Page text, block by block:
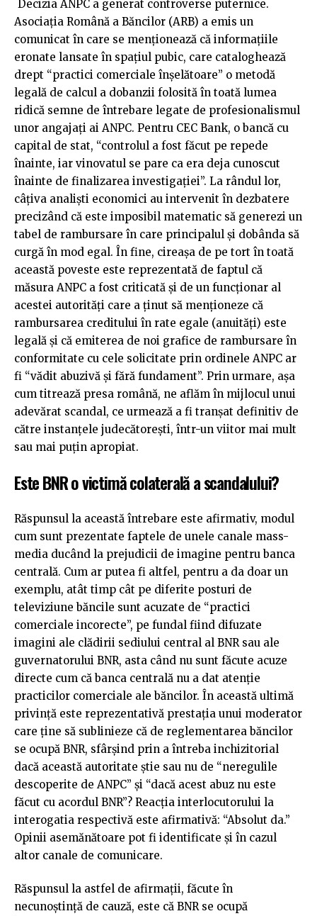
Decizia ANPC a generat controverse puternice.
Asociația Română a Băncilor (ARB) a emis un
comunicat în care se menționează că informațiile
eronate lansate în spațiul pubic, care cataloghează
drept “practici comerciale înșelătoare” o metodă
legală de calcul a dobanzii folosită în toată lumea
ridică semne de întrebare legate de profesionalismul
unor angajați ai ANPC. Pentru CEC Bank, o bancă cu
capital de stat, “controlul a fost făcut pe repede
înainte, iar vinovatul se pare ca era deja cunoscut
înainte de finalizarea investigației”. La rândul lor,
câțiva analiști economici au intervenit în dezbatere
precizând că este imposibil matematic să generezi un
tabel de rambursare în care principalul și dobânda să
curgă în mod egal. În fine, cireașa de pe tort în toată
această poveste este reprezentată de faptul că
măsura ANPC a fost criticată și de un funcționar al
acestei autorități care a ținut să menționeze că
rambursarea creditului în rate egale (anuități) este
legală și că emiterea de noi grafice de rambursare în
conformitate cu cele solicitate prin ordinele ANPC ar
fi “vădit abuzivă și fără fundament”. Prin urmare, așa
cum titrează presa română, ne aflăm în mijlocul unui
adevărat scandal, ce urmează a fi tranșat definitiv de
către instanțele judecătorești, într-un viitor mai mult
sau mai puțin apropiat.
Este BNR o victimă colaterală a scandalului?
Răspunsul la această întrebare este afirmativ, modul
cum sunt prezentate faptele de unele canale mass-
media ducând la prejudicii de imagine pentru banca
centrală. Cum ar putea fi altfel, pentru a da doar un
exemplu, atât timp cât pe diferite posturi de
televiziune băncile sunt acuzate de “practici
comerciale incorecte”, pe fundal fiind difuzate
imagini ale clădirii sediului central al BNR sau ale
guvernatorului BNR, asta când nu sunt făcute acuze
directe cum că banca centrală nu a dat atenție
practicilor comerciale ale băncilor. În această ultimă
privință este reprezentativă prestația unui moderator
care ține să sublinieze că de reglementarea băncilor
se ocupă BNR, sfârșind prin a întreba inchizitorial
dacă această autoritate știe sau nu de “neregulile
descoperite de ANPC” și “dacă acest abuz nu este
făcut cu acordul BNR”? Reacția interlocutorului la
interogatia respectivă este afirmativă: “Absolut da.”
Opinii asemănătoare pot fi identificate și în cazul
altor canale de comunicare.
Răspunsul la astfel de afirmații, făcute în
necunoștință de cauză, este că BNR se ocupă